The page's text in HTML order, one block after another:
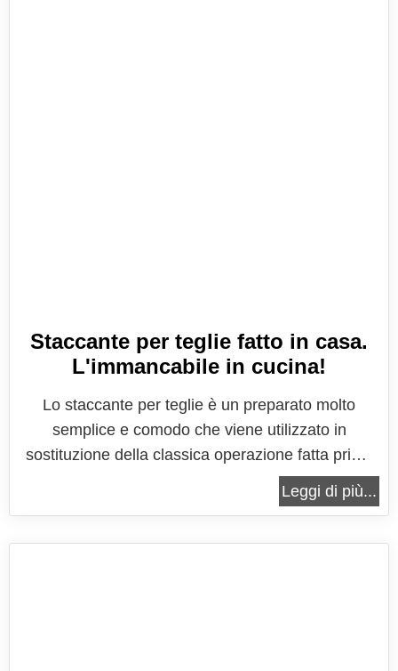
Staccante per teglie fatto in casa.
L'immancabile in cucina!
Lo staccante per teglie è un preparato molto
semplice e comodo che viene utilizzato in
sostituzione della classica operazione fatta prima
di cuocere un dolce, che consiste nell'imburrare e
infarinare la teglia, o rivestirla con la carta forno,
Leggi di più...